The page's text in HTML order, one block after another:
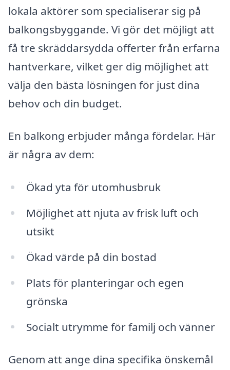
lokala aktörer som specialiserar sig på
balkongsbyggande. Vi gör det möjligt att
få tre skräddarsydda offerter från erfarna
hantverkare, vilket ger dig möjlighet att
välja den bästa lösningen för just dina
behov och din budget.
En balkong erbjuder många fördelar. Här
är några av dem:
Ökad yta för utomhusbruk
Möjlighet att njuta av frisk luft och
utsikt
Ökad värde på din bostad
Plats för planteringar och egen
grönska
Socialt utrymme för familj och vänner
Genom att ange dina specifika önskemål